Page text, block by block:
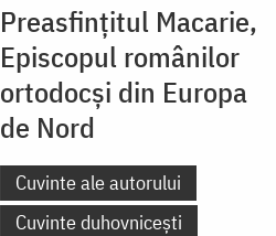
Preasfințitul Macarie,
Episcopul românilor
ortodocși din Europa
de Nord
Cuvinte ale autorului
Cuvinte duhovnicești